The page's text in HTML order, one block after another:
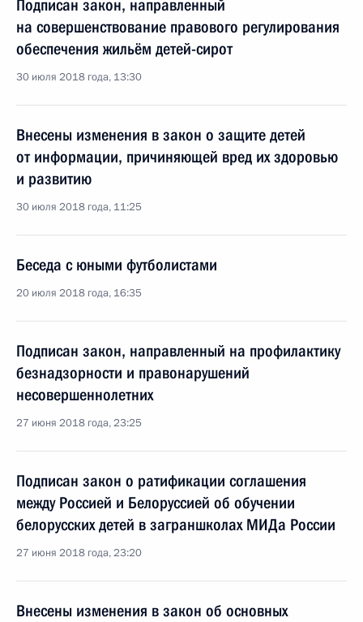
Подписан закон, направленный
на совершенствование правового регулирования
обеспечения жильём детей-сирот
30 июля 2018 года, 13:30
Внесены изменения в закон о защите детей
от информации, причиняющей вред их здоровью
и развитию
30 июля 2018 года, 11:25
Беседа с юными футболистами
20 июля 2018 года, 16:35
Подписан закон, направленный на профилактику
безнадзорности и правонарушений
несовершеннолетних
27 июня 2018 года, 23:25
Подписан закон о ратификации соглашения
между Россией и Белоруссией об обучении
белорусских детей в заграншколах МИДа России
27 июня 2018 года, 23:20
Внесены изменения в закон об основных